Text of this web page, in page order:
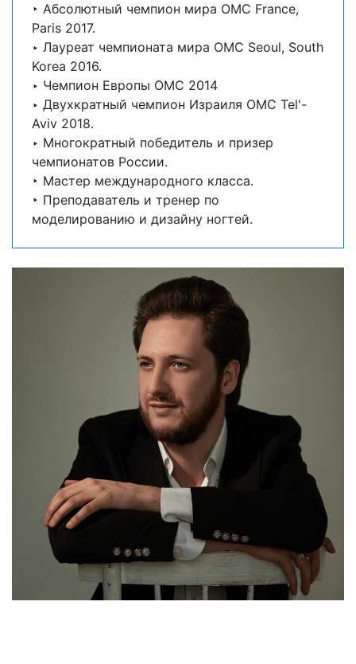
‣ Абсолютный чемпион мира OMC France,
Paris 2017.
‣ Лауреат чемпионата мира OMC Seoul, South
Korea 2016.
‣ Чемпион Европы OMC 2014
‣ Двухкратный чемпион Израиля OMC Tel'-
Aviv 2018.
‣ Многократный победитель и призер
чемпионатов России.
‣ Мастер международного класса.
‣ Преподаватель и тренер по
моделированию и дизайну ногтей.